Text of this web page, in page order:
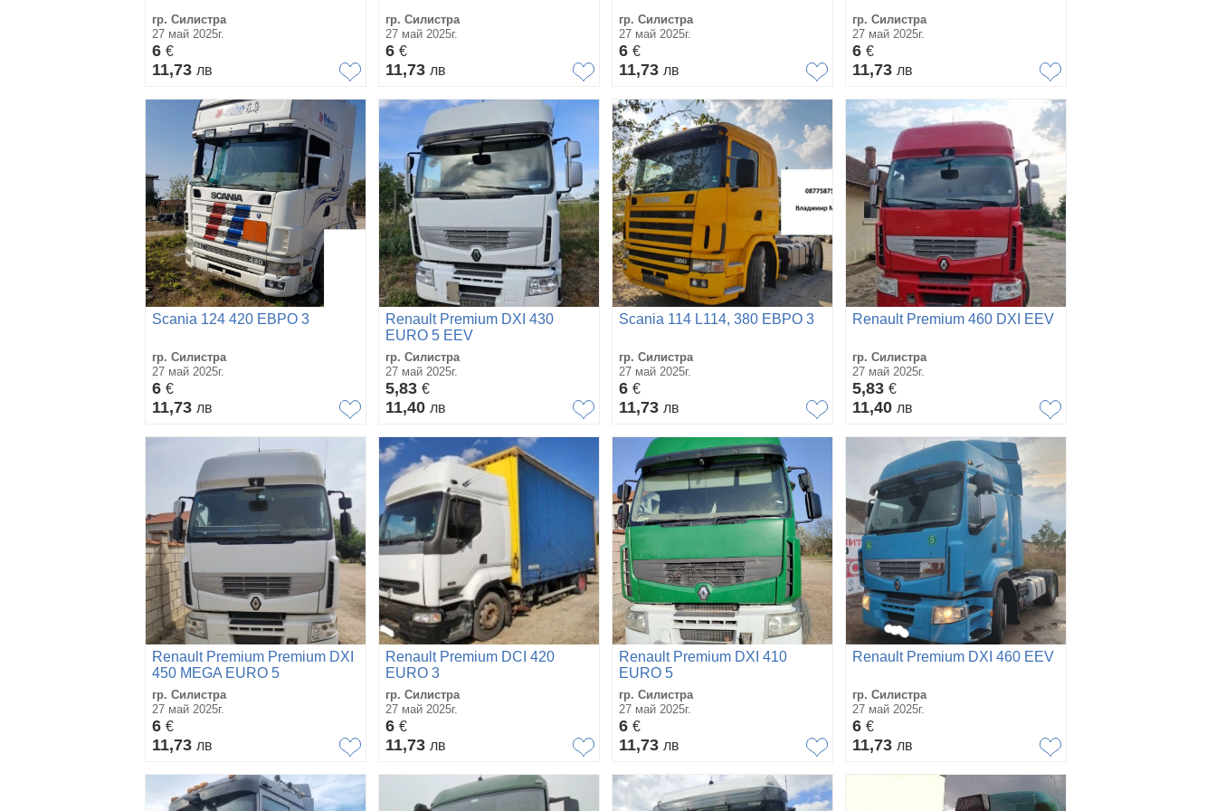
гр. Силистра
27 май 2025г.
6 €
11,73 лв
гр. Силистра
27 май 2025г.
6 €
11,73 лв
гр. Силистра
27 май 2025г.
6 €
11,73 лв
гр. Силистра
27 май 2025г.
6 €
11,73 лв
Scania 124 420 ЕВРО 3
гр. Силистра
27 май 2025г.
6 €
11,73 лв
Renault Premium DXI 430
EURO 5 EEV
гр. Силистра
27 май 2025г.
5,83 €
11,40 лв
Scania 114 L114, 380 ЕВРО 3
гр. Силистра
27 май 2025г.
6 €
11,73 лв
Renault Premium 460 DXI EEV
гр. Силистра
27 май 2025г.
5,83 €
11,40 лв
Renault Premium Premium DXI
450 MEGA EURO 5
гр. Силистра
27 май 2025г.
6 €
11,73 лв
Renault Premium DCI 420
EURO 3
гр. Силистра
27 май 2025г.
6 €
11,73 лв
Renault Premium DXI 410
EURO 5
гр. Силистра
27 май 2025г.
6 €
11,73 лв
Renault Premium DXI 460 EEV
гр. Силистра
27 май 2025г.
6 €
11,73 лв